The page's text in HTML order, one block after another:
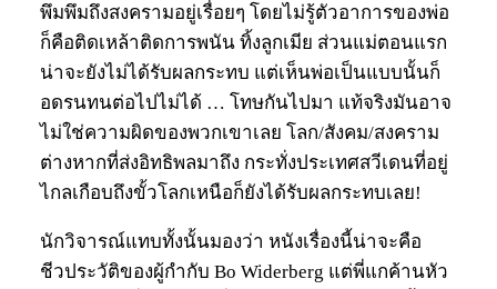
พึมพึมถึงสงครามอยู่เรื่อยๆ โดยไม่รู้ตัวอาการของพ่อ
ก็คือติดเหล้าติดการพนัน ทิ้งลูกเมีย ส่วนแม่ตอนแรก
น่าจะยังไม่ได้รับผลกระทบ แต่เห็นพ่อเป็นแบบนั้นก็
อดรนทนต่อไปไม่ได้ … โทษกันไปมา แท้จริงมันอาจ
ไม่ใช่ความผิดของพวกเขาเลย โลก/สังคม/สงคราม
ต่างหากที่ส่งอิทธิพลมาถึง กระทั่งประเทศสวีเดนที่อยู่
ไกลเกือบถึงขั้วโลกเหนือก็ยังได้รับผลกระทบเลย!
นักวิจารณ์แทบทั้งนั้นมองว่า หนังเรื่องนี้น่าจะคือ
ชีวประวัติของผู้กำกับ Bo Widerberg แต่พี่แกค้านหัว